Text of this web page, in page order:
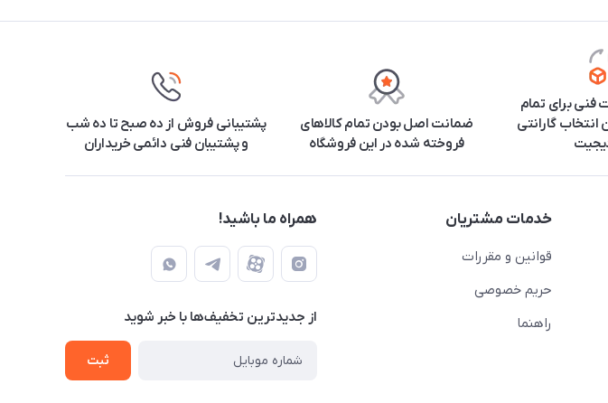
فنی برای تمام
گارانتی
ضمانت اصل بودن تمام کالاهای
فروخته شده در این فروشگاه
پشتیبانی فروش از ده صبح تا ده شب
و پشتیبان فنی دائمی خریداران
خدمات مشتریان
قوانین و مقررات
حریم خصوصی
راهنما
همراه ما باشید!
از جدید‌ترین تخفیف‌ها با‌ خبر شوید
ثبت